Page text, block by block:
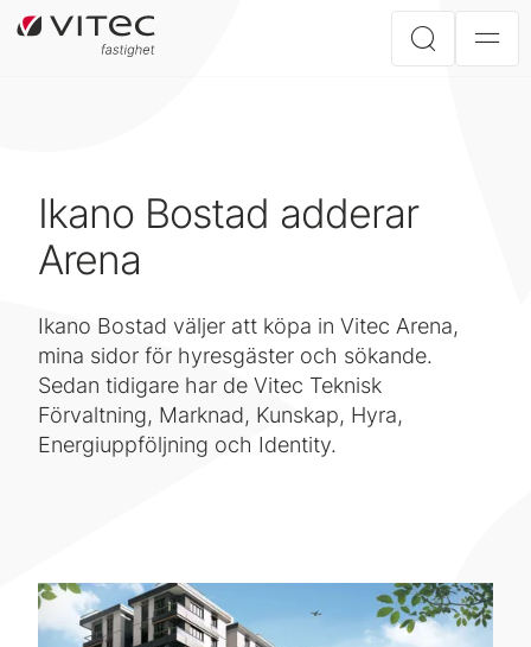
Ikano Bostad adderar
Arena
Ikano Bostad väljer att köpa in Vitec Arena,
mina sidor för hyresgäster och sökande.
Sedan tidigare har de Vitec Teknisk
Förvaltning, Marknad, Kunskap, Hyra,
Energiuppföljning och Identity.